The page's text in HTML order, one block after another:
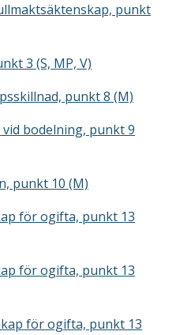
punkt
3 (S, MP, V)
punkt 8 (M)
bodelning, punkt 9
punkt 10 (M)
för ogifta, punkt 13
för ogifta, punkt 13
för ogifta, punkt 13